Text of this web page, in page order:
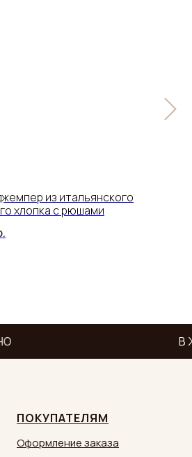
из итальянского
хлопка с рюшами
В
ПОКУПАТЕЛЯМ
Оформление заказа